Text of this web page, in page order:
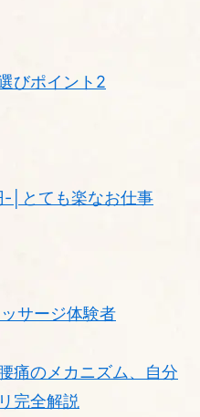
びポイント2
│とても楽なお仕事
サージ体験者
痛のメカニズム、自分
完全解説